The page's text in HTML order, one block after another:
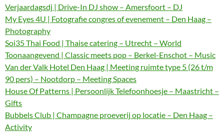
Verjaardagsdj | Drive-In DJ show – Amersfoort – DJ
My Eyes 4U | Fotografie congres of evenement – Den Haag –
Photography
Soi35 Thai Food | Thaise catering – Utrecht – World
Toonaangevend | Classic meets pop – Berkel-Enschot – Music
Van der Valk Hotel Den Haag | Meeting ruimte type 5 (26 t/m
90 pers) – Nootdorp – Meeting Spaces
House Of Patterns | Persoonlijk Telefoonhoesje – Maastricht –
Gifts
Bubbels Club | Champagne proeverij op locatie – Den Haag –
Activity